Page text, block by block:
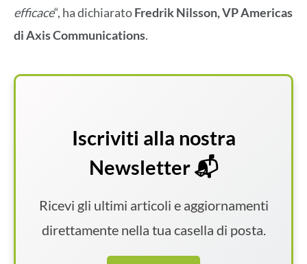
efficace“, ha dichiaratoFredrik Nilsson, VP Americas
di Axis Communications.
Iscriviti alla nostra
Newsletter 📬
Ricevi gli ultimi articoli e aggiornamenti
direttamente nella tua casella di posta.